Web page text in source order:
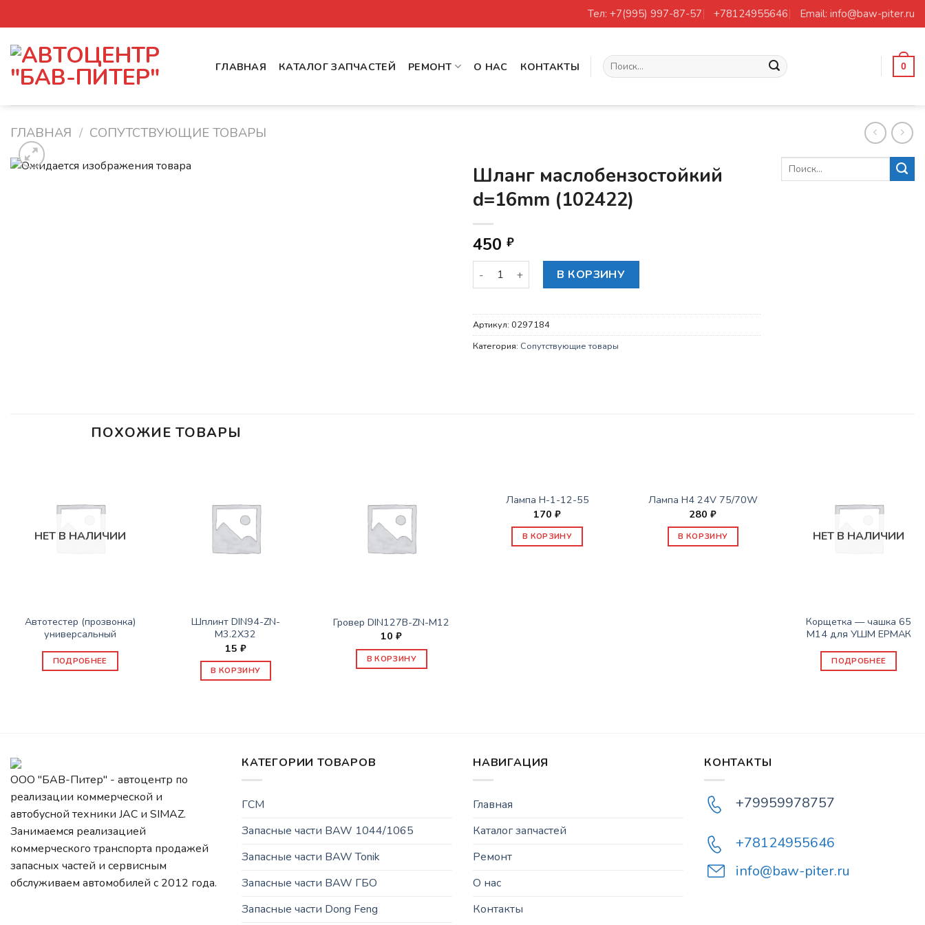
to
content
Тел: +7(995) 997-87-57 +78124955646 Email: info@baw-piter.ru
ГЛАВНАЯ КАТАЛОГ ЗАПЧАСТЕЙ РЕМОНТ О НАС КОНТАКТЫ Искать: 0
ГЛАВНАЯ / СОПУТСТВУЮЩИЕ ТОВАРЫ
Шланг маслобензостойкий
d=16mm (102422)
450 ₽
Количество товара Шланг маслобензостойкий d=16mm (102422)
В КОРЗИНУ
Артикул: 0297184
Категория: Сопутствующие товары
ПОХОЖИЕ ТОВАРЫ
НЕТ В НАЛИЧИИ
Автотестер (прозвонка)
универсальный
ПОДРОБНЕЕ
Шплинт DIN94-ZN-
M3.2X32
15 ₽
В КОРЗИНУ
Гровер DIN127B-ZN-M12
10₽
В КОРЗИНУ
Лампа H-1-12-55
170₽
В КОРЗИНУ
Лампа H4 24V 75/70W
280₽
В КОРЗИНУ НЕТ В НАЛИЧИИ
Корщетка — чашка 65
М14 для УШМ ЕРМАК
ПОДРОБНЕЕ
ООО "БАВ-Питер" - автоцентр по
реализации коммерческой и
автобусной техники JAC и SIMAZ.
Занимаемся реализацией
коммерческого транспорта продажей
запасных частей и сервисным
обслуживаем автомобилей c 2012 года.
КАТЕГОРИИ ТОВАРОВ
ГСМ
Запасные части BAW 1044/1065
Запасные части BAW Tonik
Запасные части BAW ГБО
Запасные части Dong Feng
НАВИГАЦИЯ
Главная
Каталог запчастей
Ремонт
О нас
Контакты
КОНТАКТЫ
+79959978757
+78124955646
info@baw-piter.ru